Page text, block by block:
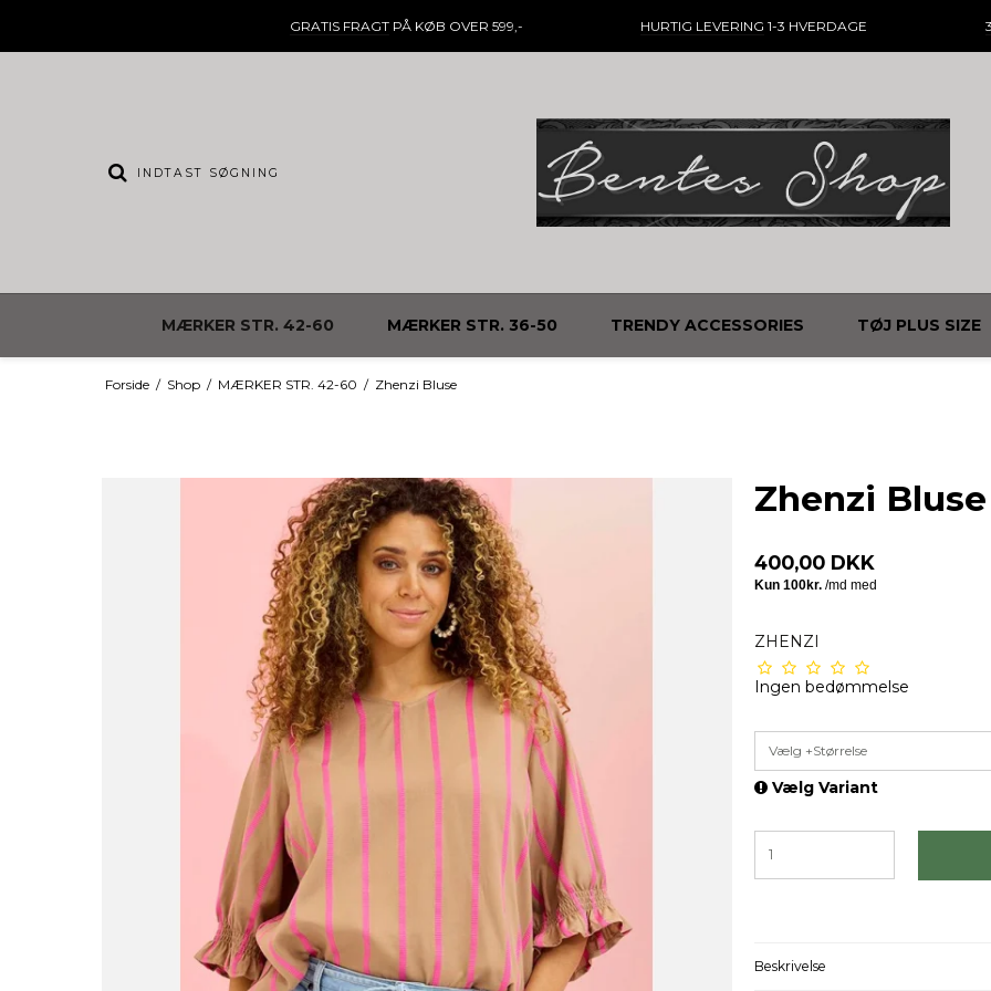
GRATIS FRAGTPÅ KØB OVER 599,- HURTIG LEVERING 1-3 HVERDAGE
MÆRKER STR. 42-60 MÆRKER STR. 36-50 TRENDY ACCESSORIES TØJ PLUS SIZE
Forside / Shop / MÆRKER STR. 42-60 / Zhenzi Bluse
Zhenzi Bluse
400,00 DKK
ZHENZI
Ingen bedømmelse
Vælg +Størrelse
Vælg Variant
Beskrivelse